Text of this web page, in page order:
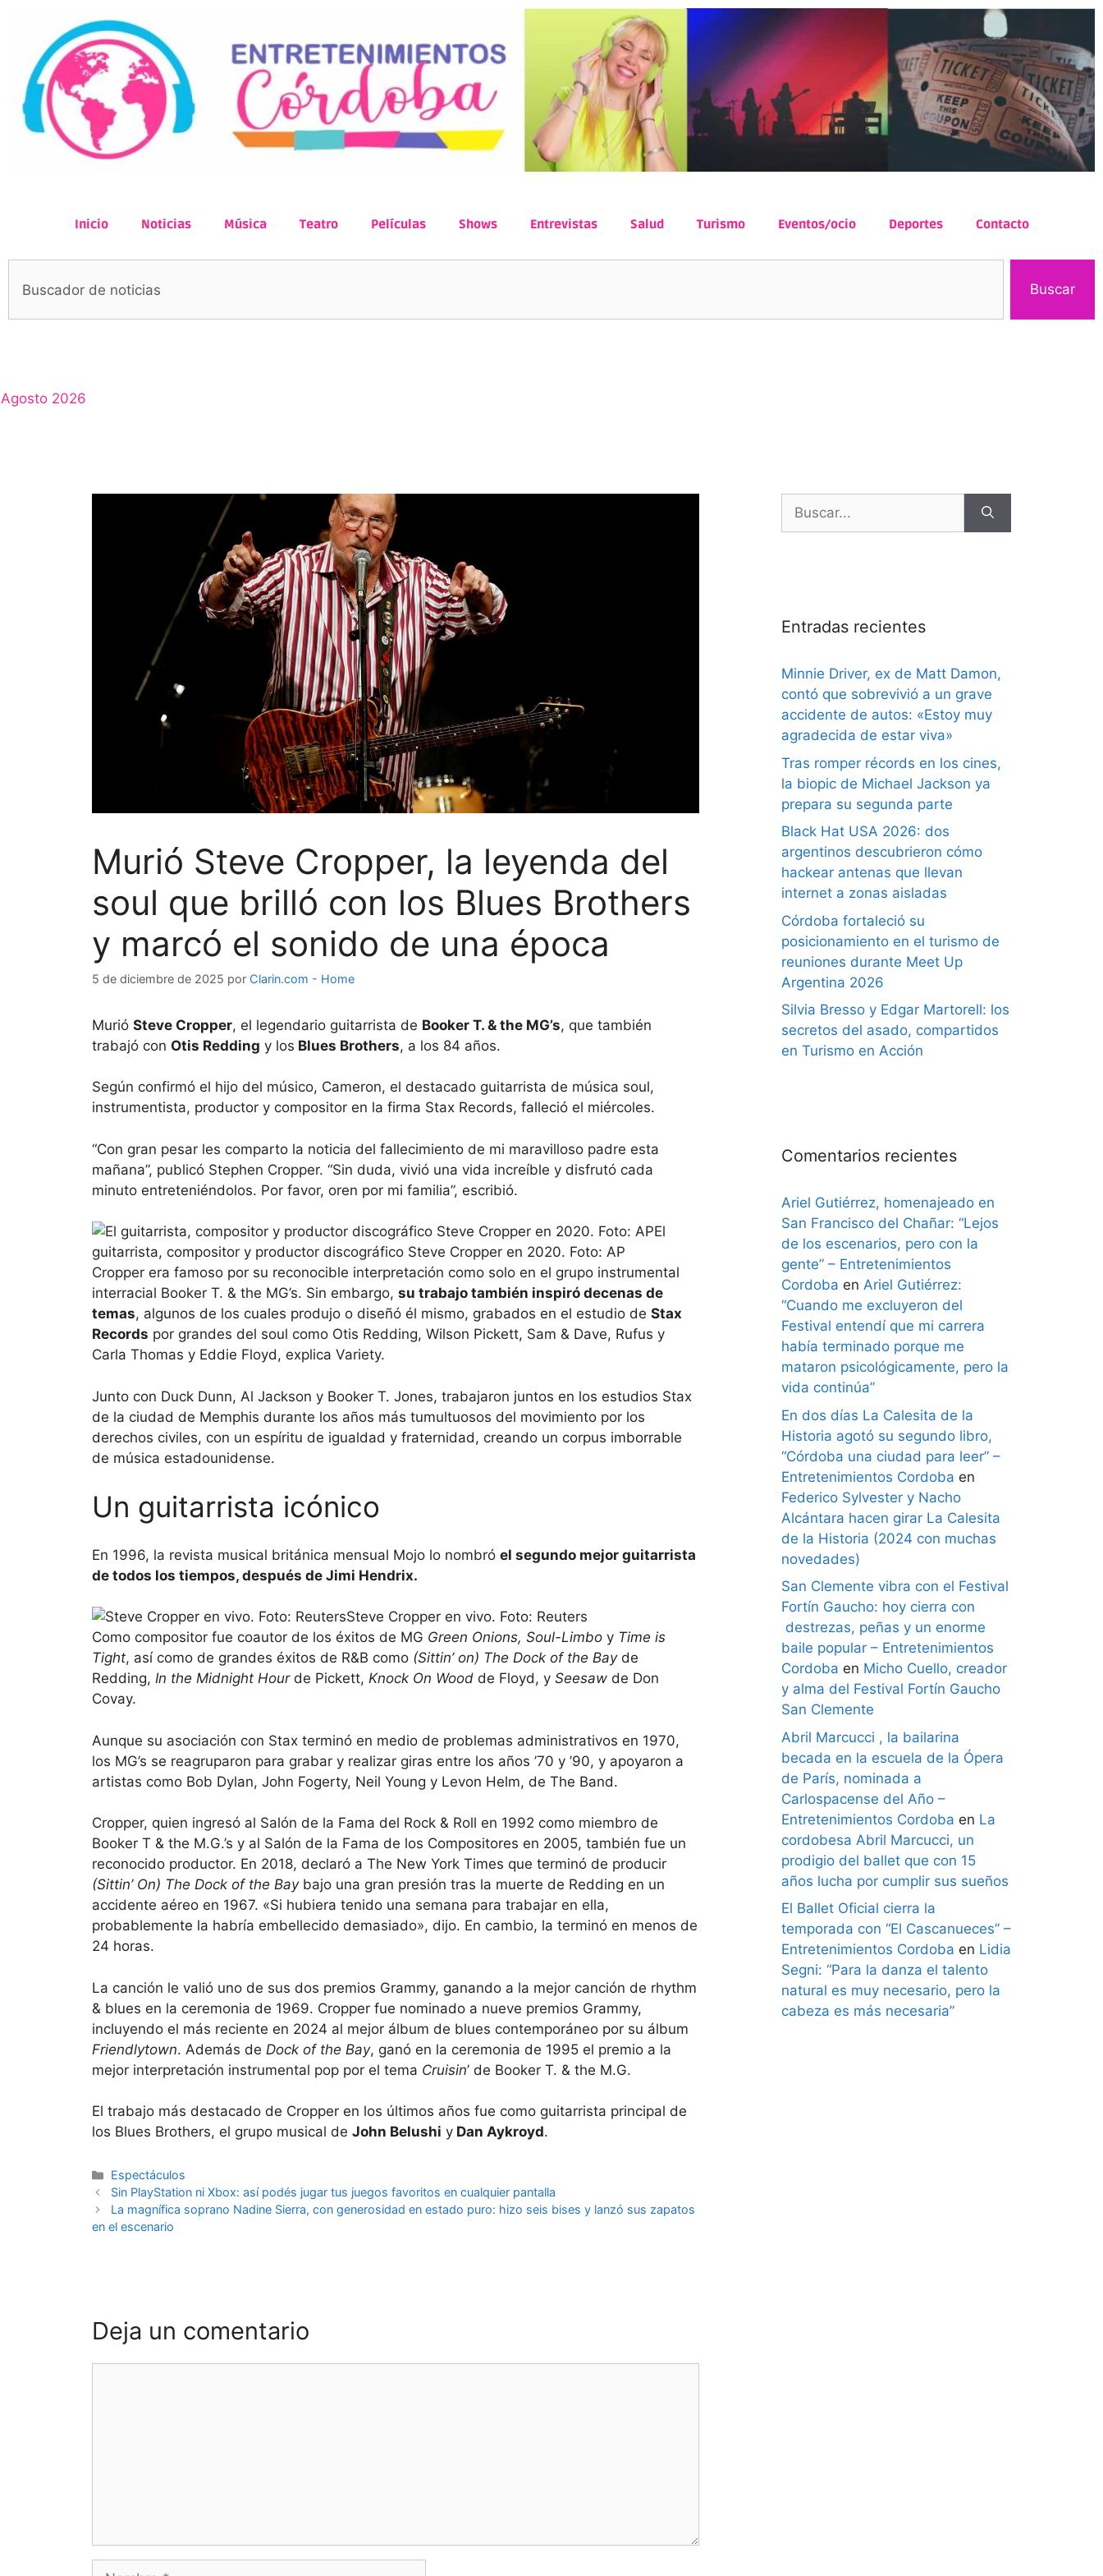
Inicio Noticias Música Teatro Películas Shows Entrevistas Salud Turismo Eventos/ocio Deportes Contacto
Buscar
Agosto 2026
Murió Steve Cropper, la leyenda del
soul que brilló con los Blues Brothers
y marcó el sonido de una época
5 de diciembre de 2025 por Clarin.com - Home
Murió Steve Cropper, el legendario guitarrista de Booker T. & the MG’s, que también
trabajó con Otis Redding y los Blues Brothers, a los 84 años.
Según confirmó el hijo del músico, Cameron, el destacado guitarrista de música soul,
instrumentista, productor y compositor en la firma Stax Records, falleció el miércoles.
“Con gran pesar les comparto la noticia del fallecimiento de mi maravilloso padre esta
mañana”, publicó Stephen Cropper. “Sin duda, vivió una vida increíble y disfrutó cada
minuto entreteniéndolos. Por favor, oren por mi familia”, escribió.
El
guitarrista, compositor y productor discográfico Steve Cropper en 2020. Foto: AP
Cropper era famoso por su reconocible interpretación como solo en el grupo instrumental
interracial Booker T. & the MG’s. Sin embargo, su trabajo también inspiró decenas de
temas, algunos de los cuales produjo o diseñó él mismo, grabados en el estudio de Stax
Records por grandes del soul como Otis Redding, Wilson Pickett, Sam & Dave, Rufus y
Carla Thomas y Eddie Floyd, explica Variety.
Junto con Duck Dunn, Al Jackson y Booker T. Jones, trabajaron juntos en los estudios Stax
de la ciudad de Memphis durante los años más tumultuosos del movimiento por los
derechos civiles, con un espíritu de igualdad y fraternidad, creando un corpus imborrable
de música estadounidense.
Un guitarrista icónico
En 1996, la revista musical británica mensual Mojo lo nombró el segundo mejor guitarrista
de todos los tiempos, después de Jimi Hendrix.
Steve Cropper en vivo. Foto: Reuters
Como compositor fue coautor de los éxitos de MG Green Onions, Soul-Limbo y Time is
Tight, así como de grandes éxitos de R&B como (Sittin’ on) The Dock of the Bayde
Redding, In the Midnight Hourde Pickett, Knock On Wood de Floyd, y Seesaw de Don
Covay.
Aunque su asociación con Stax terminó en medio de problemas administrativos en 1970,
los MG’s se reagruparon para grabar y realizar giras entre los años ’70 y ’90, y apoyaron a
artistas como Bob Dylan, John Fogerty, Neil Young y Levon Helm, de The Band.
Cropper, quien ingresó al Salón de la Fama del Rock & Roll en 1992 como miembro de
Booker T & the M.G.’s y al Salón de la Fama de los Compositores en 2005, también fue un
reconocido productor. En 2018, declaró a The New York Times que terminó de producir
(Sittin’ On) The Dock of the Baybajo una gran presión tras la muerte de Redding en un
accidente aéreo en 1967. «Si hubiera tenido una semana para trabajar en ella,
probablemente la habría embellecido demasiado», dijo. En cambio, la terminó en menos de
24 horas.
La canción le valió uno de sus dos premios Grammy, ganando a la mejor canción de rhythm
& blues en la ceremonia de 1969. Cropper fue nominado a nueve premios Grammy,
incluyendo el más reciente en 2024 al mejor álbum de blues contemporáneo por su álbum
Friendlytown. Además de Dock of the Bay, ganó en la ceremonia de 1995 el premio a la
mejor interpretación instrumental pop por el tema Cruisin’ de Booker T. & the M.G.
El trabajo más destacado de Cropper en los últimos años fue como guitarrista principal de
los Blues Brothers, el grupo musical de John Belushi y Dan Aykroyd.
Espectáculos
Sin PlayStation ni Xbox: así podés jugar tus juegos favoritos en cualquier pantalla
La magnífica soprano Nadine Sierra, con generosidad en estado puro: hizo seis bises y lanzó sus zapatos
en el escenario
Deja un comentario
Entradas recientes
Minnie Driver, ex de Matt Damon,
contó que sobrevivió a un grave
accidente de autos: «Estoy muy
agradecida de estar viva»
Tras romper récords en los cines,
la biopic de Michael Jackson ya
prepara su segunda parte
Black Hat USA 2026: dos
argentinos descubrieron cómo
hackear antenas que llevan
internet a zonas aisladas
Córdoba fortaleció su
posicionamiento en el turismo de
reuniones durante Meet Up
Argentina 2026
Silvia Bresso y Edgar Martorell: los
secretos del asado, compartidos
en Turismo en Acción
Comentarios recientes
Ariel Gutiérrez, homenajeado en
San Francisco del Chañar: “Lejos
de los escenarios, pero con la
gente” – Entretenimientos
Cordoba en Ariel Gutiérrez:
“Cuando me excluyeron del
Festival entendí que mi carrera
había terminado porque me
mataron psicológicamente, pero la
vida continúa”
En dos días La Calesita de la
Historia agotó su segundo libro,
“Córdoba una ciudad para leer” –
Entretenimientos Cordoba en
Federico Sylvester y Nacho
Alcántara hacen girar La Calesita
de la Historia (2024 con muchas
novedades)
San Clemente vibra con el Festival
Fortín Gaucho: hoy cierra con
destrezas, peñas y un enorme
baile popular – Entretenimientos
Cordoba en Micho Cuello, creador
y alma del Festival Fortín Gaucho
San Clemente
Abril Marcucci , la bailarina
becada en la escuela de la Ópera
de París, nominada a
Carlospacense del Año –
Entretenimientos Cordoba en La
cordobesa Abril Marcucci, un
prodigio del ballet que con 15
años lucha por cumplir sus sueños
El Ballet Oficial cierra la
temporada con “El Cascanueces” –
Entretenimientos Cordoba en Lidia
Segni: “Para la danza el talento
natural es muy necesario, pero la
cabeza es más necesaria”